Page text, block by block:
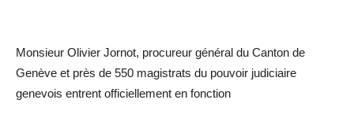
Monsieur Olivier Jornot, procureur général du Canton de
Genève et près de 550 magistrats du pouvoir judiciaire
genevois entrent officiellement en fonction